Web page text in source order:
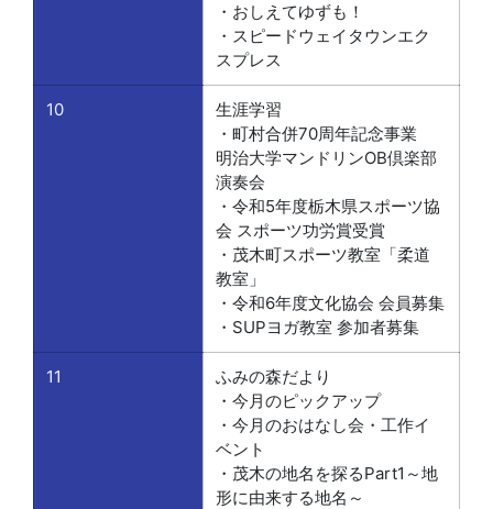
・おしえてゆずも！
・スピードウェイタウンエク
スプレス
10
生涯学習
・町村合併70周年記念事業
明治大学マンドリンOB倶楽部
演奏会
・令和5年度栃木県スポーツ協
会 スポーツ功労賞受賞
・茂木町スポーツ教室「柔道
教室」
・令和6年度文化協会 会員募集
・SUPヨガ教室 参加者募集
11
ふみの森だより
・今月のピックアップ
・今月のおはなし会・工作イ
ベント
・茂木の地名を探るPart1～地
形に由来する地名～